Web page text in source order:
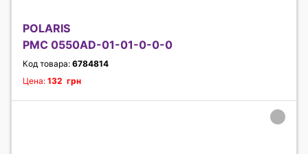
POLARIS
PMC 0550AD-01-01-0-0-0
Код товара: 6784814
Цена: 132 грн